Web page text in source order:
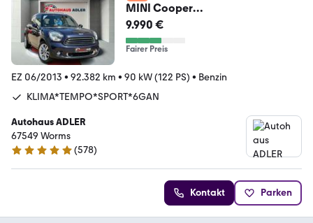
MINI Cooper
Countryman*LED*PANO*XEN*PD
C*SHZ*NAV*92TKM
9.990 €
Fairer Preis
EZ 06/2013 • 92.382 km • 90 kW (122 PS) • Benzin
KLIMA*TEMPO*SPORT*6GAN
Autohaus ADLER
67549 Worms
4.9 Sterne
(578)
Kontakt Parken